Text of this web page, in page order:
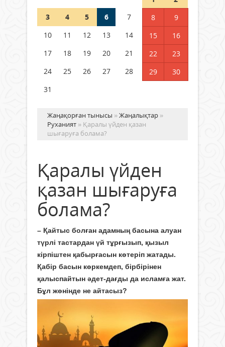
Германия аптап ыстыққа
бастады
04 тамыз 2026 ж.
3
4 5 6 7 8
9
10
11 12 13 14 15
16
17
18 19 20 21 22
23
24
25 26 27 28 29
30
31
Жаңақорған тынысы »Жаңалықтар »
Руханият » Қаралы үйден қазан
шығаруға болама?
Қаралы үйден
қазан шығаруға
болама?
– Қайтыс болған адамның басына алуан
түрлі тастардан үй тұрғызып, қызыл
кірпіштен қабырғасын көтеріп жатады.
Қабір басын көркемдеп, бірбірінен
қалыспайтын әдет-дағды да исламға жат.
Бұл жөнінде не айтасыз?